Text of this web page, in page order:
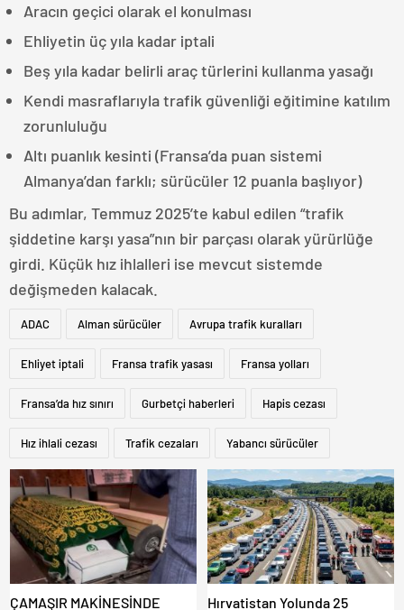
Aracın geçici olarak el konulması
Ehliyetin üç yıla kadar iptali
Beş yıla kadar belirli araç türlerini kullanma yasağı
Kendi masraflarıyla trafik güvenliği eğitimine katılım
zorunluluğu
Altı puanlık kesinti (Fransa’da puan sistemi
Almanya’dan farklı; sürücüler 12 puanla başlıyor)
Bu adımlar, Temmuz 2025’te kabul edilen “trafik
şiddetine karşı yasa”nın bir parçası olarak yürürlüğe
girdi. Küçük hız ihlalleri ise mevcut sistemde
değişmeden kalacak.
ADAC Alman sürücüler Avrupa trafik kuralları
Ehliyet iptali Fransa trafik yasası Fransa yolları
Fransa’da hız sınırı Gurbetçi haberleri Hapis cezası
Hız ihlali cezası Trafik cezaları Yabancı sürücüler
ÇAMAŞIR MAKİNESİNDE
Hırvatistan Yolunda 25